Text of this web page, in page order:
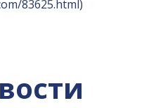
83625.html)